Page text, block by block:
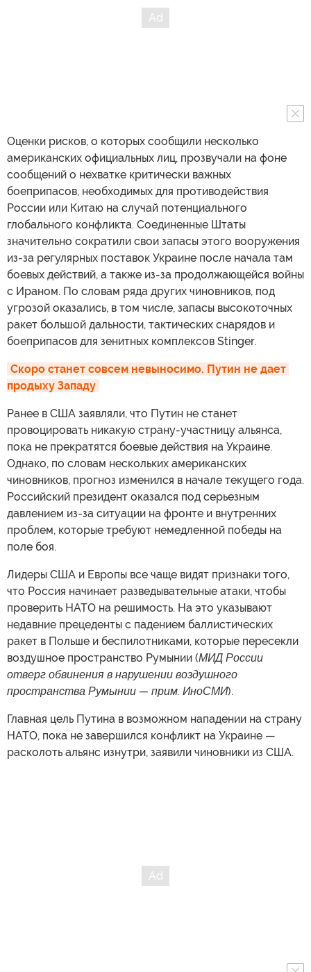
Оценки рисков, о которых сообщили несколько
американских официальных лиц, прозвучали на фоне
сообщений о нехватке критически важных
боеприпасов, необходимых для противодействия
России или Китаю на случай потенциального
глобального конфликта. Соединенные Штаты
значительно сократили свои запасы этого вооружения
из-за регулярных поставок Украине после начала там
боевых действий, а также из-за продолжающейся войны
с Ираном. По словам ряда других чиновников, под
угрозой оказались, в том числе, запасы высокоточных
ракет большой дальности, тактических снарядов и
боеприпасов для зенитных комплексов Stinger.
Скоро станет совсем невыносимо. Путин не дает
продыху Западу
Ранее в США заявляли, что Путин не станет
провоцировать никакую страну-участницу альянса,
пока не прекратятся боевые действия на Украине.
Однако, по словам нескольких американских
чиновников, прогноз изменился в начале текущего года.
Российский президент оказался под серьезным
давлением из-за ситуации на фронте и внутренних
проблем, которые требуют немедленной победы на
поле боя.
Лидеры США и Европы все чаще видят признаки того,
что Россия начинает разведывательные атаки, чтобы
проверить НАТО на решимость. На это указывают
недавние прецеденты с падением баллистических
ракет в Польше и беспилотниками, которые пересекли
воздушное пространство Румынии (МИД России
отверг обвинения в нарушении воздушного
пространства Румынии — прим. ИноСМИ).
Главная цель Путина в возможном нападении на страну
НАТО, пока не завершился конфликт на Украине —
расколоть альянс изнутри, заявили чиновники из США.